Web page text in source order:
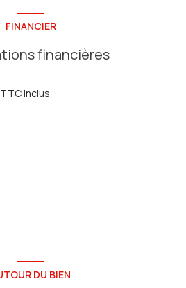
FINANCIER
financières
inclus
DU BIEN